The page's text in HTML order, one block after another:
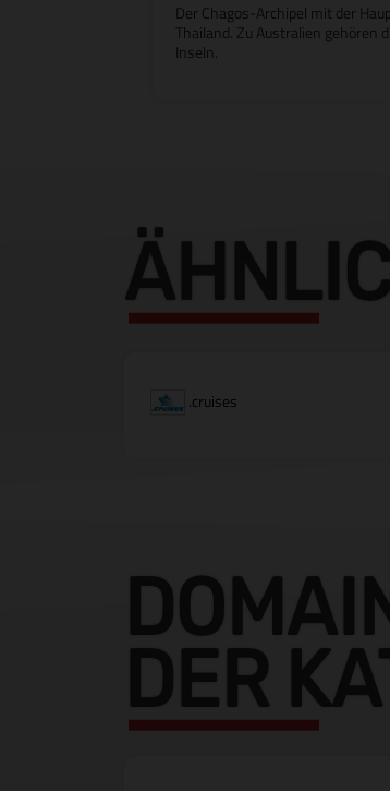
Der Chagos-Archipel mit der
Thailand. Zu Australien gehören
Inseln.
.cruises
DER